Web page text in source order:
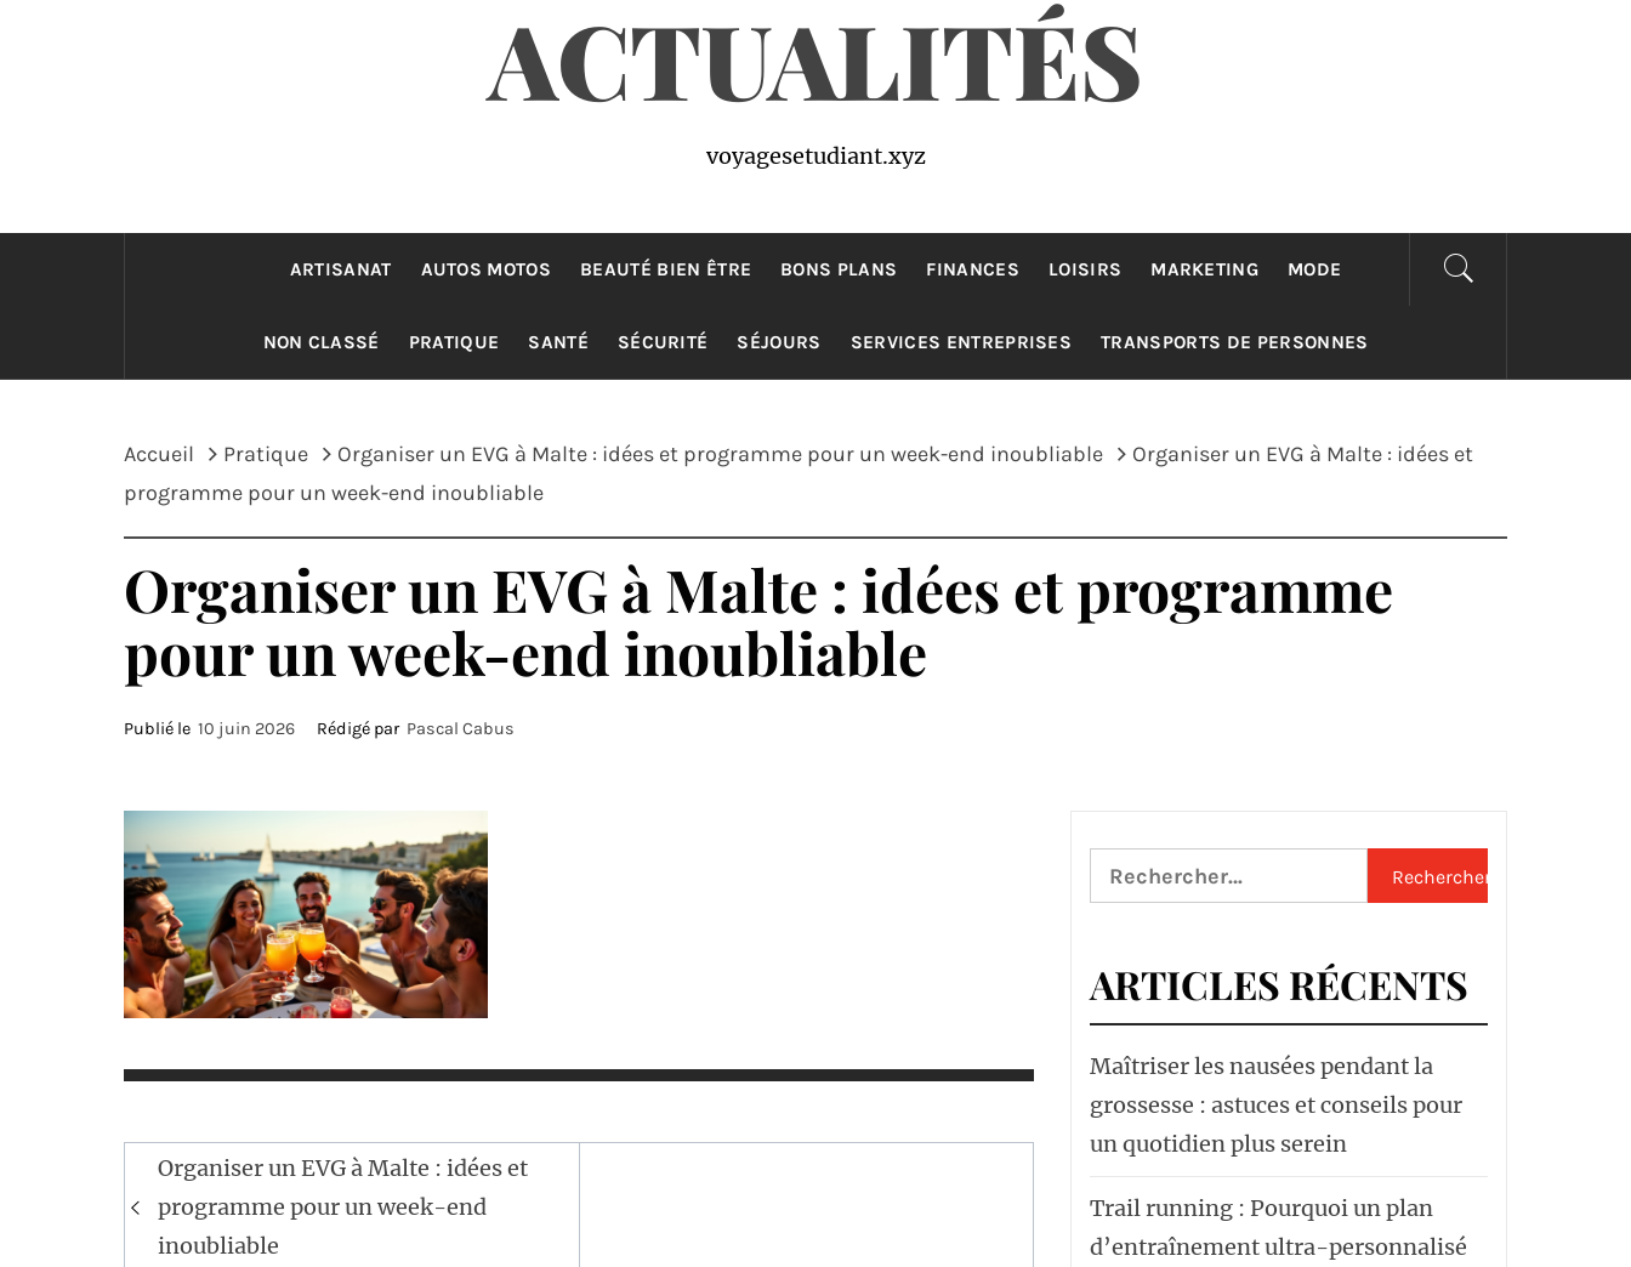
ACTUALITÉS
voyagesetudiant.xyz
ARTISANAT AUTOS MOTOS BEAUTÉ BIEN ÊTRE BONS PLANS FINANCES LOISIRS MARKETING MODE
NON CLASSÉ PRATIQUE SANTÉ SÉCURITÉ SÉJOURS SERVICES ENTREPRISES TRANSPORTS DE PERSONNES
Accueil Pratique Organiser un EVG à Malte : idées et programme pour un week-end inoubliable
Organiser un EVG à Malte : idées et
programme pour un week-end inoubliable
Organiser un EVG à Malte : idées et programme
pour un week-end inoubliable
Publié le 10 juin 2026 Rédigé par Pascal Cabus
Navigation
de
l’article
Organiser un EVG à Malte : idées et
programme pour un week-end
inoubliable
Rechercher :
ARTICLES RÉCENTS
Maîtriser les nausées pendant la
grossesse : astuces et conseils pour
un quotidien plus serein
Trail running : Pourquoi un plan
d’entraînement ultra-personnalisé